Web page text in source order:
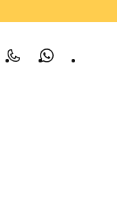
Whatsapp